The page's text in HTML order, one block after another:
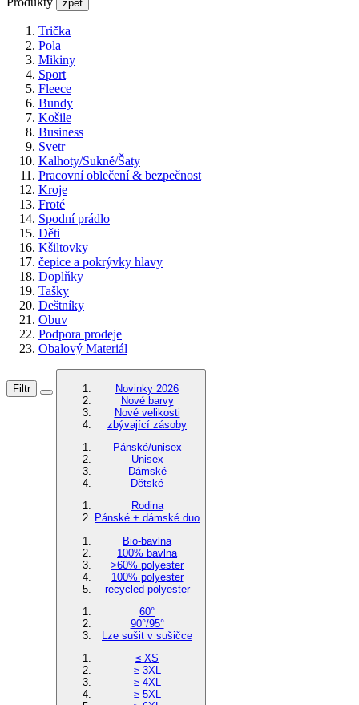
zpět
Trička
Pola
Mikiny
Sport
Fleece
Bundy
Košile
Business
Svetr
Kalhoty/Sukně/Šaty
Pracovní oblečení & bezpečnost
Kroje
Froté
Spodní prádlo
Děti
Kšiltovky
čepice a pokrývky hlavy
Doplňky
Tašky
Deštníky
Obuv
Podpora prodeje
Obalový Materiál
Filtr
Novinky 2026
Nové barvy
Nové velikosti
zbývající zásoby
Pánské/unisex
Unisex
Dámské
Dětské
Rodina
Pánské + dámské duo
Bio-bavlna
100% bavlna
>60% polyester
100% polyester
recycled polyester
60°
90°/95°
Lze sušit v sušičce
≤ XS
≥ 3XL
≥ 4XL
≥ 5XL